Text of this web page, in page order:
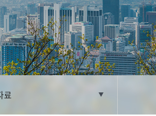
사무
신탁
신탁
팅
료